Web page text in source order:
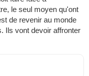
le seul moyen qu'ont
de revenir au monde
Ils vont devoir affronter